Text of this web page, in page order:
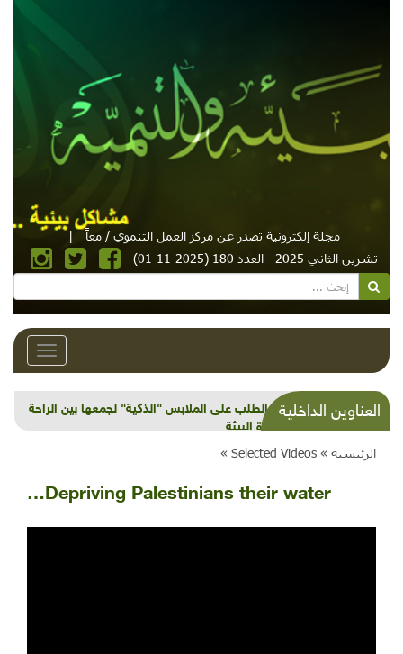
مجلة إلكترونية تصدر عن مركز العمل التنموي / معاً
|
تشرين الثاني 2025 - العدد 180 (2025-11-01)
Toggle
العناوين الداخليةتزايد الطلب على الملابس "الذكية" لجمعها بين الراحة
ومراعاة البيئة
الرئيسية » Selected Videos »
Depriving Palestinians their water…